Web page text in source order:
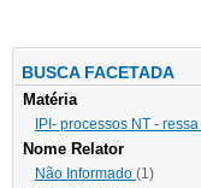
BUSCA FACETADA
Matéria
IPI- processos NT - ressa
Nome Relator
Não Informado (1)